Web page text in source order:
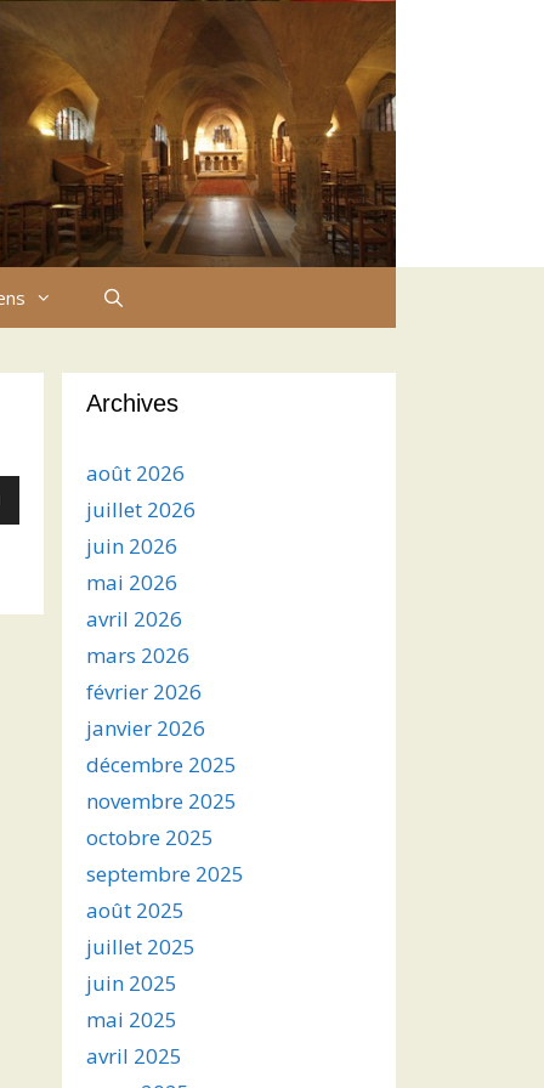
Archives
août 2026
juillet 2026
juin 2026
mai 2026
avril 2026
mars 2026
février 2026
janvier 2026
décembre 2025
novembre 2025
octobre 2025
septembre 2025
août 2025
juillet 2025
juin 2025
mai 2025
avril 2025